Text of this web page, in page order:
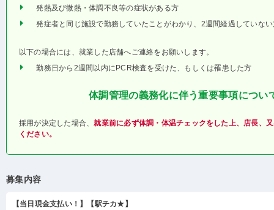
発熱及び微熱・体調不良等の症状がある方
発症者と同じ施設で勤務していたことがわかり、2週間経過していな
以下の場合には、就業した店舗へご連絡をお願いします。
勤務日から2週間以内にPCR検査を受けた、もしくは罹患した方
体調管理の義務化に伴う重要事項につい
採用が決定した場合、就業前に必ず体調・体温チェックをした上、店長、
ください。
募集内容
【当日現金支払い！】【駅チカ★】